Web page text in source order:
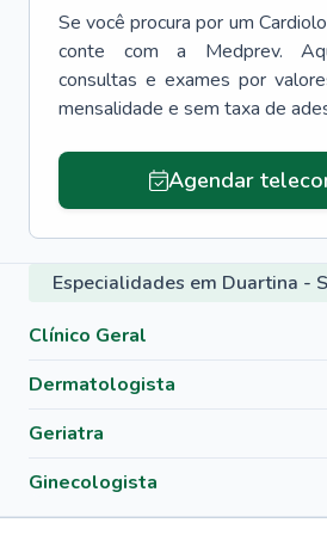
Se você procura por um
conte com a Medprev.
consultas e exames por
mensalidade e sem taxa de
Agendar
Especialidades em Duartina -
Clínico Geral
Dermatologista
Geriatra
Ginecologista